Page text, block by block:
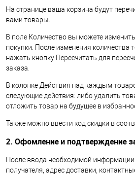
На странице ваша корзина будут
вами товары.
В поле Количество вы можете
покупки. После изменения количества
нажать кнопку Пересчитать для
заказа.
В колонке Действия над каждым
следующие действия: либо удалить
отложить товар на будущее в
Также можно ввести код скидки в
2. Офомление и подтверждение
После ввода необходимой
получателя, адрес доставки,